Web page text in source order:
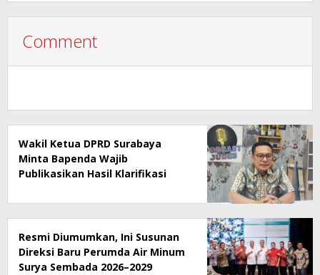
Comment
Wakil Ketua DPRD Surabaya
Minta Bapenda Wajib
Publikasikan Hasil Klarifikasi
Pajak
Resmi Diumumkan, Ini Susunan
Direksi Baru Perumda Air Minum
Surya Sembada 2026–2029